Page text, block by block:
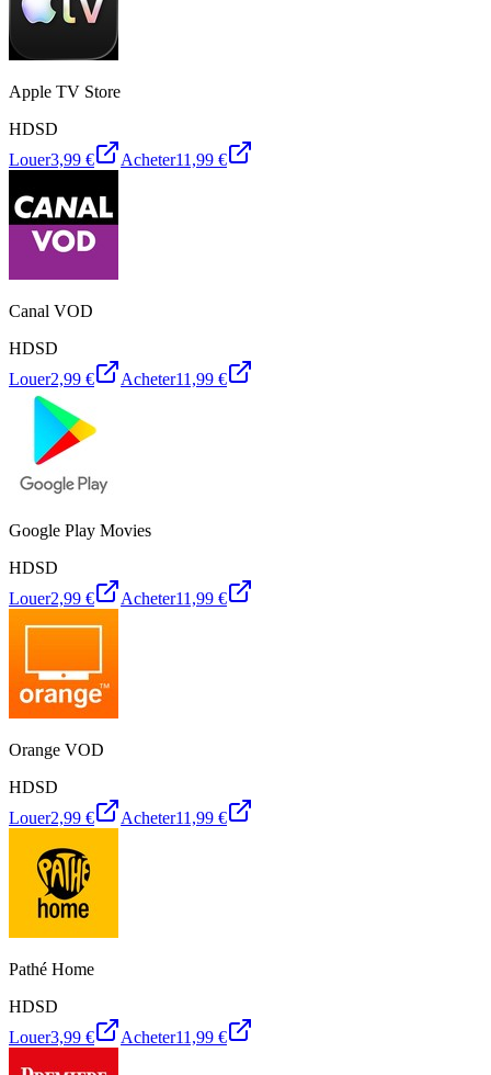
Apple TV Store
HDSD
Louer3,99 € Acheter11,99 €
Canal VOD
HDSD
Louer2,99 € Acheter11,99 €
Google Play Movies
HDSD
Louer2,99 € Acheter11,99 €
Orange VOD
HDSD
Louer2,99 € Acheter11,99 €
Pathé Home
HDSD
Louer3,99 € Acheter11,99 €